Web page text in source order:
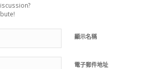
顯示名稱
電子郵件地址